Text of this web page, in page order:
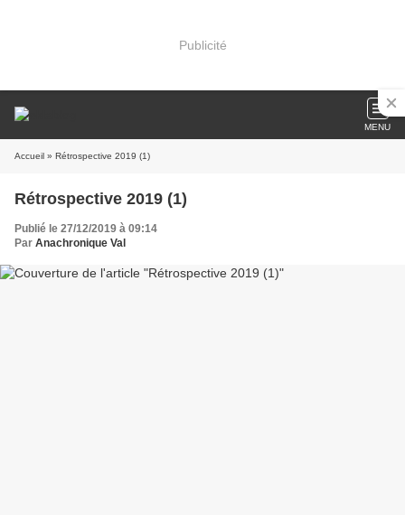
Publicité
MENU
Accueil » Rétrospective 2019 (1)
Rétrospective 2019 (1)
Publié le 27/12/2019 à 09:14
Par Anachronique Val